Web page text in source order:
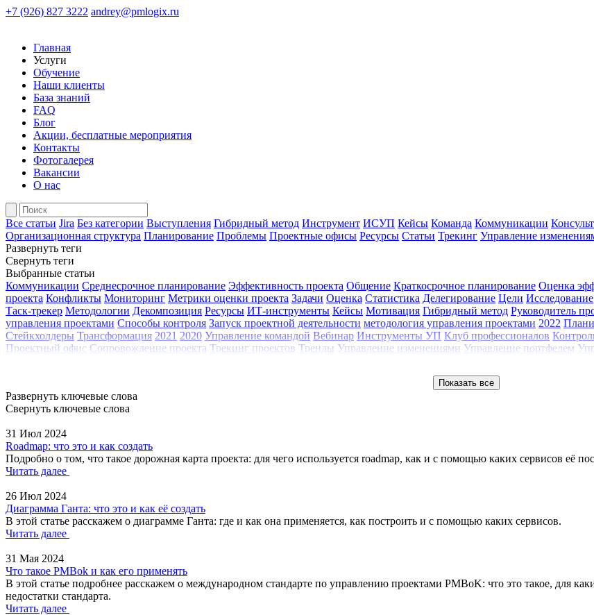
+7 (926) 827 3222 andrey@pmlogix.ru
Главная
Услуги
Обучение
Наши клиенты
База знаний
FAQ
Блог
Акции, бесплатные мероприятия
Контакты
Фотогалерея
Вакансии
О нас
Все статьи Jira Без категории Выступления Гибридный метод Инструмент ИСУП Кейсы Команда Коммуникации
Организационная структура Планирование Проблемы Проектные офисы Ресурсы Статьи Трекинг Управление
Развернуть теги
Свернуть теги
Выбранные статьи
Коммуникации Среднесрочное планирование Эффективность проекта Общение Краткосрочное планирование Оценка
проекта Конфликты Мониторинг Метрики оценки проекта Задачи Оценка Статистика Делегирование Цели Исследование
Таск-трекер Методологии Декомпозиция Ресурсы ИТ-инструменты Кейсы Мотивация Гибридный метод Руководитель
управления проектами Способы контроля Запуск проектной деятельности методология управления проектами 2022
Стейкхолдеры Трансформация 2021 2020 Управление командой Вебинар Инструменты УП Клуб профессионалов
Проектный офис Сопровождение проекта Трекинг проектов Тренды Управление изменениями Управление портфелем
Показать все
Развернуть ключевые слова
Свернуть ключевые слова
31 Июл 2024
Roadmap: что это и как создать
Подробно о том, что такое дорожная карта проекта: для чего используется roadmap, как и с помощью каких сервисов её
Читать далее
26 Июл 2024
Диаграмма Ганта: что это и как её создать
В этой статье расскажем о диаграмме Ганта: где и как она применяется, как построить и с помощью каких сервисов.
Читать далее
31 Мая 2024
Что такое PMBok и как его применять
В этой статье подробнее расскажем о международном стандарте по управлению проектами PMBoK: что это такое, для
недостатки стандарта.
Читать далее